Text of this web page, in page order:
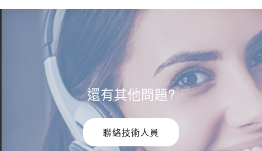
還有其他問題?
聯絡技術人員